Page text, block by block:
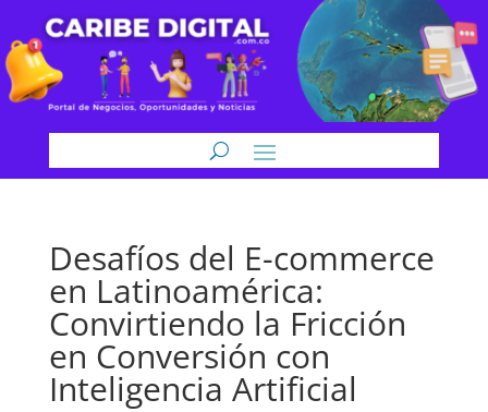
Desafíos del E-commerce
en Latinoamérica:
Convirtiendo la Fricción
en Conversión con
Inteligencia Artificial